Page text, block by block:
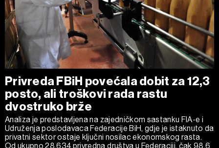
Privreda FBiH povećala dobit za 12,3
posto, ali troškovi rada rastu
dvostruko brže
Analiza je predstavljena na zajedničkom sastanku FIA-e i
Udruženja poslodavaca Federacije BiH, gdje je istaknuto da
privatni sektor ostaje ključni nosilac ekonomskog rasta.
Od ukupno 28.634 privredna društva u Federaciji, čak 98,6